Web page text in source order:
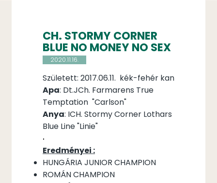
CH. STORMY CORNER
BLUE NO MONEY NO SEX
2020.11.16.
Született: 2017.06.11. kék-fehér kan
Apa: Dt.JCh. Farmarens True
Temptation "Carlson"
Anya: ICH. Stormy Corner Lothars
Blue Line "Linie"
Eredményei :
HUNGÁRIA JUNIOR CHAMPION
ROMÁN CHAMPION